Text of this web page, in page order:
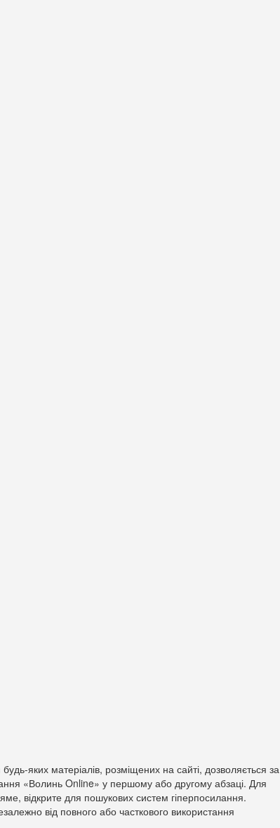
яких матеріалів, розміщених на сайті, дозволяється за
«Волинь Online» у першому або другому абзаці. Для
відкрите для пошукових систем гіперпосилання.
від повного або часткового використання